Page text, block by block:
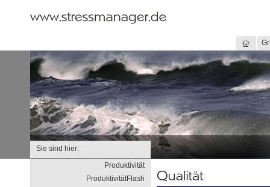
Sie sind hier:
Produktivität
ProduktivitätFlash